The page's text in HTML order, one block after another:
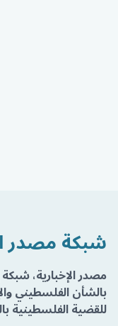
شبكة مصدر
مصدر الإخبارية،
بالشأن الفلسطيني
للقضية الفلسطينية